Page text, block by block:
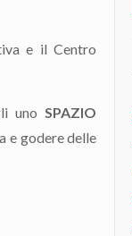
e il Centro
unoSPAZIO
e godere delle